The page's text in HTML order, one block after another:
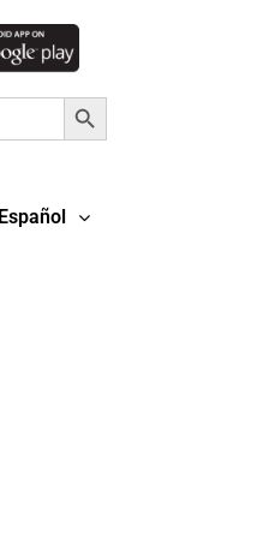
Botón de búsqueda
Español